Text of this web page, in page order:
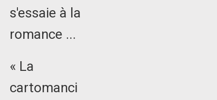
s'essaie à la
romance ...
« La
cartomanci